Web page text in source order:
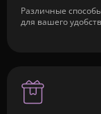
Различные
для вашего